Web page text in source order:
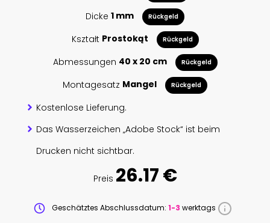
Dicke 1 mm Rückgeld
Kształt Prostokąt Rückgeld
Abmessungen 40 x 20 cm Rückgeld
Montagesatz Mangel Rückgeld
Kostenlose Lieferung.
Das Wasserzeichen „Adobe Stock“ ist beim
Drucken nicht sichtbar.
Preis 26.17 €
Geschätztes Abschlussdatum: 1-3 werktags